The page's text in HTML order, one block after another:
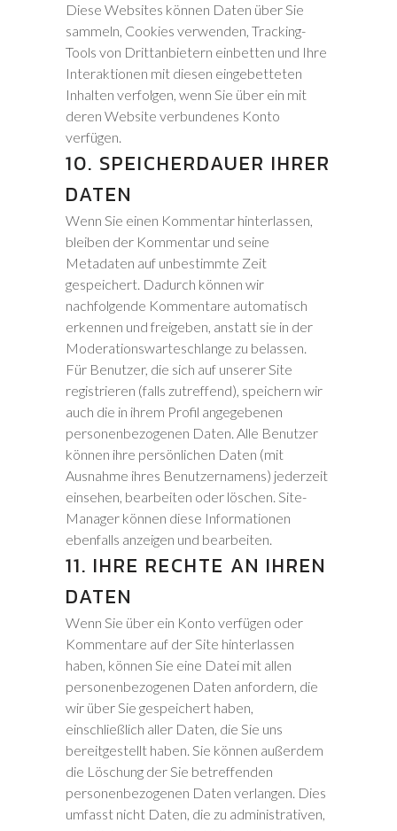
Diese Websites können Daten über Sie
sammeln, Cookies verwenden, Tracking-
Tools von Drittanbietern einbetten und Ihre
Interaktionen mit diesen eingebetteten
Inhalten verfolgen, wenn Sie über ein mit
deren Website verbundenes Konto
verfügen.
10. SPEICHERDAUER IHRER
DATEN
Wenn Sie einen Kommentar hinterlassen,
bleiben der Kommentar und seine
Metadaten auf unbestimmte Zeit
gespeichert. Dadurch können wir
nachfolgende Kommentare automatisch
erkennen und freigeben, anstatt sie in der
Moderationswarteschlange zu belassen.
Für Benutzer, die sich auf unserer Site
registrieren (falls zutreffend), speichern wir
auch die in ihrem Profil angegebenen
personenbezogenen Daten. Alle Benutzer
können ihre persönlichen Daten (mit
Ausnahme ihres Benutzernamens) jederzeit
einsehen, bearbeiten oder löschen. Site-
Manager können diese Informationen
ebenfalls anzeigen und bearbeiten.
11. IHRE RECHTE AN IHREN
DATEN
Wenn Sie über ein Konto verfügen oder
Kommentare auf der Site hinterlassen
haben, können Sie eine Datei mit allen
personenbezogenen Daten anfordern, die
wir über Sie gespeichert haben,
einschließlich aller Daten, die Sie uns
bereitgestellt haben. Sie können außerdem
die Löschung der Sie betreffenden
personenbezogenen Daten verlangen. Dies
umfasst nicht Daten, die zu administrativen,